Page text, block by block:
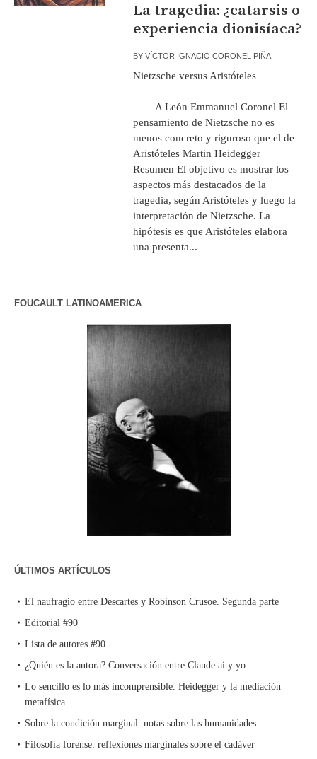
La tragedia: ¿catarsis o
experiencia dionisíaca?
BYVÍCTOR IGNACIO CORONEL PIÑA
Nietzsche versus Aristóteles
A León Emmanuel Coronel El
pensamiento de Nietzsche no es
menos concreto y riguroso que el de
Aristóteles Martin Heidegger
Resumen El objetivo es mostrar los
aspectos más destacados de la
tragedia, según Aristóteles y luego la
interpretación de Nietzsche. La
hipótesis es que Aristóteles elabora
una presenta...
FOUCAULT LATINOAMERICA
ÚLTIMOS ARTÍCULOS
El naufragio entre Descartes y Robinson Crusoe. Segunda parte
Editorial #90
Lista de autores #90
¿Quién es la autora? Conversación entre Claude.ai y yo
Lo sencillo es lo más incomprensible. Heidegger y la mediación
metafísica
Sobre la condición marginal: notas sobre las humanidades
Filosofía forense: reflexiones marginales sobre el cadáver